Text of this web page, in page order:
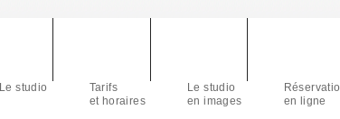
Le studio
Tarifs
et horaires
Le studio
en images
en ligne